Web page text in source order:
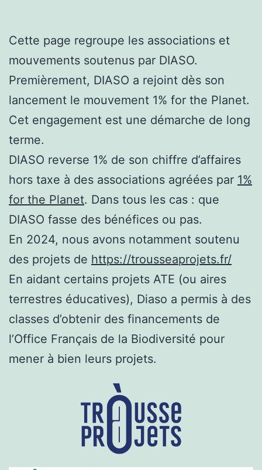
Cette page regroupe les associations et
mouvements soutenus par DIASO.
Premièrement, DIASO a rejoint dès son
lancement le mouvement 1% for the Planet.
Cet engagement est une démarche de long
terme.
DIASO reverse 1% de son chiffre d’affaires
hors taxe à des associations agréées par 1%
for the Planet. Dans tous les cas : que
DIASO fasse des bénéfices ou pas.
En 2024, nous avons notamment soutenu
des projets de https://trousseaprojets.fr/
En aidant certains projets ATE (ou aires
terrestres éducatives), Diaso a permis à des
classes d’obtenir des financements de
l’Office Français de la Biodiversité pour
mener à bien leurs projets.